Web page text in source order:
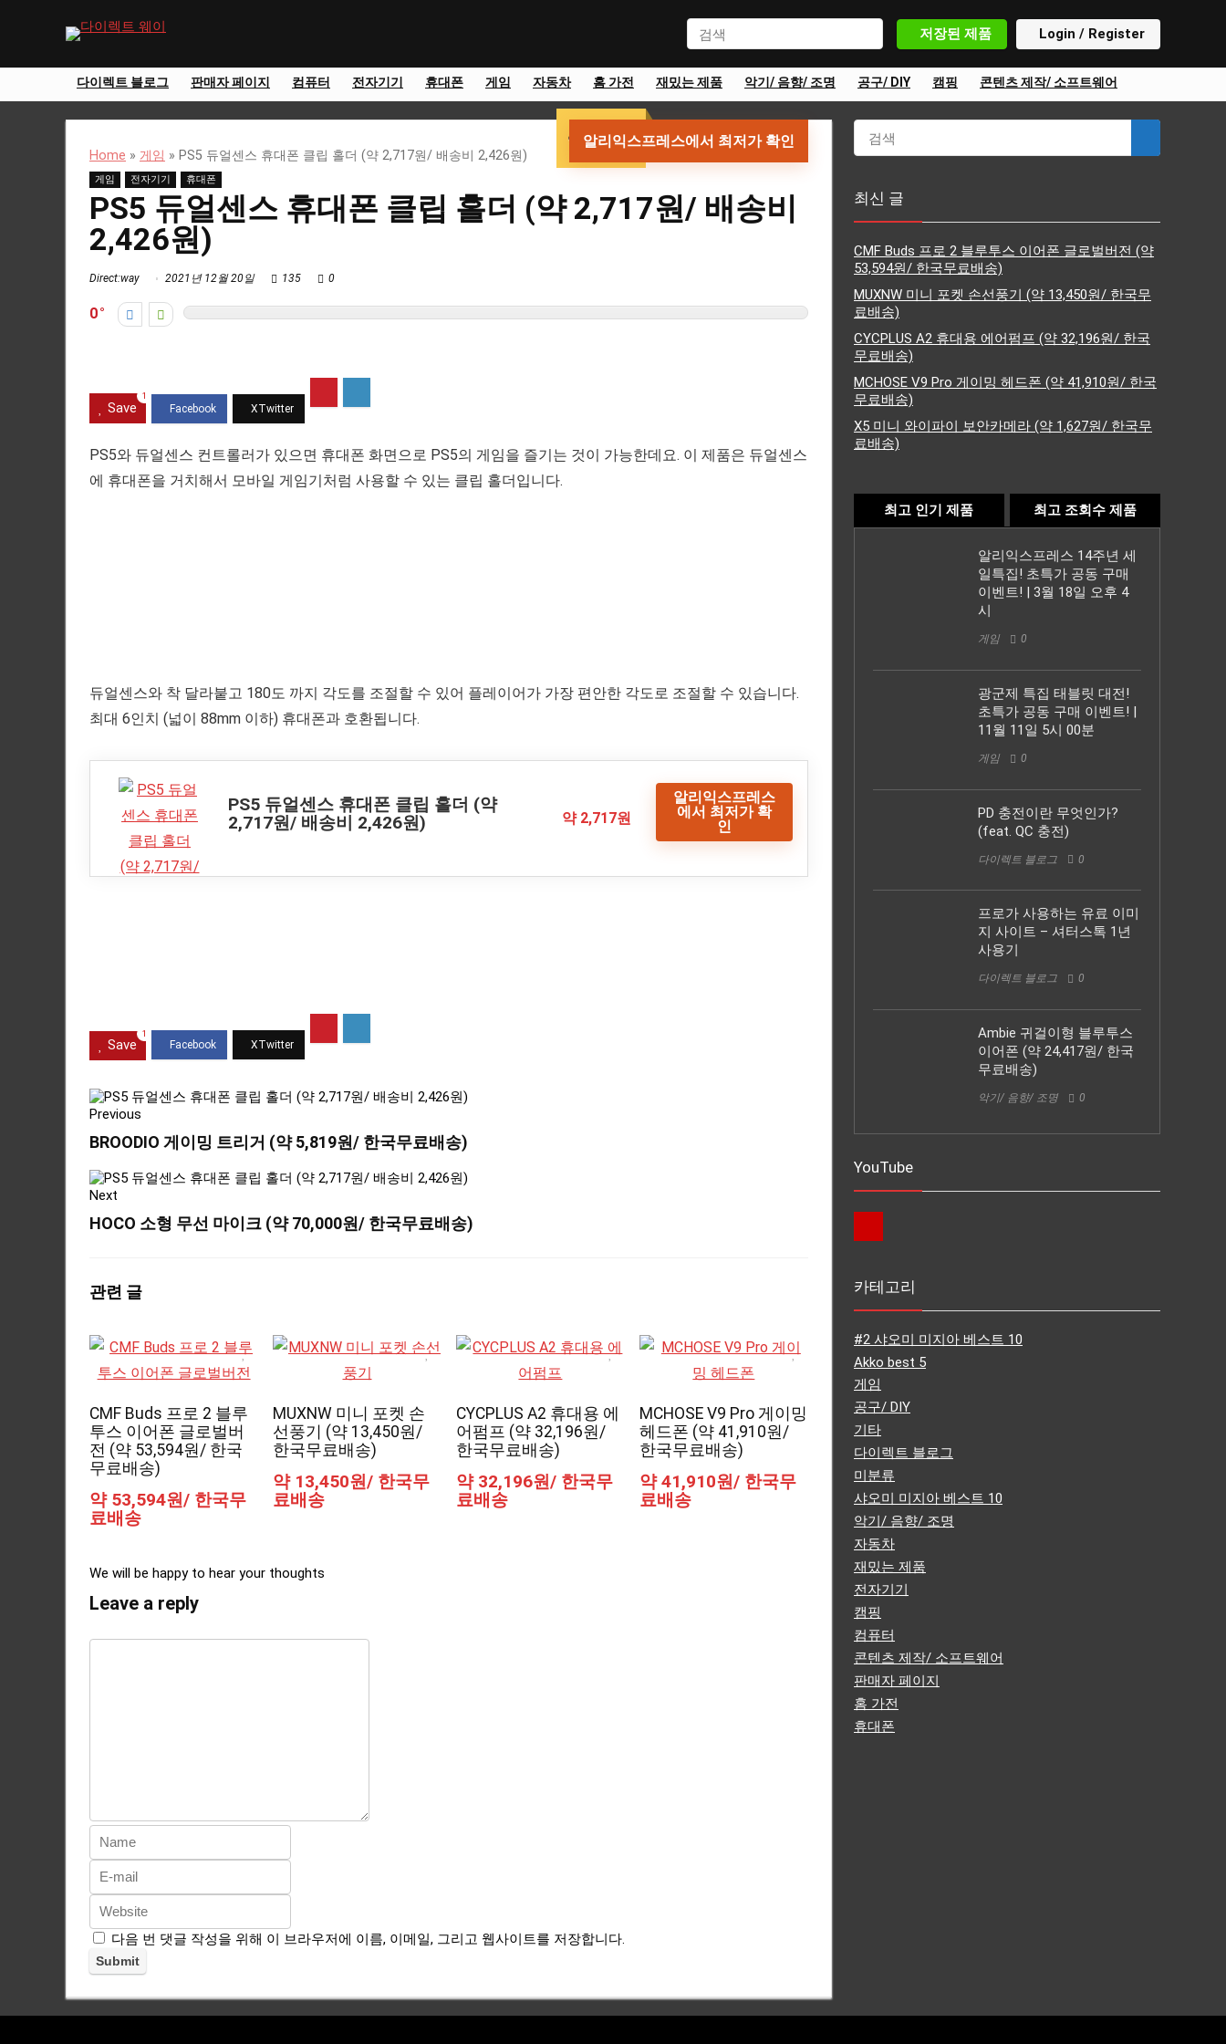
저장된 제품 Login / Register
다이렉트 블로그 판매자 페이지 컴퓨터 전자기기 휴대폰 게임 자동차 홈 가전 재밌는 제품 악기/ 음향/ 조명 공구/ DIY 캠핑 콘텐츠 제작/ 소프트웨어
약 2,717원
알리익스프레스에서 최저가 확인
Home » 게임 » PS5 듀얼센스 휴대폰 클립 홀더 (약 2,717원/ 배송비 2,426원)
게임 전자기기 휴대폰
PS5 듀얼센스 휴대폰 클립 홀더 (약 2,717원/ 배송비
2,426원)
Direct:way 2021년 12월 20일 135 0
0
Save
1
PS5와 듀얼센스 컨트롤러가 있으면 휴대폰 화면으로 PS5의 게임을 즐기는 것이 가능한데요. 이 제품은 듀얼센스
에 휴대폰을 거치해서 모바일 게임기처럼 사용할 수 있는 클립 홀더입니다.
듀얼센스와 착 달라붙고 180도 까지 각도를 조절할 수 있어 플레이어가 가장 편안한 각도로 조절할 수 있습니다.
최대 6인치 (넓이 88mm 이하) 휴대폰과 호환됩니다.
PS5 듀얼센스 휴대폰 클립 홀더 (약
2,717원/ 배송비 2,426원)
약 2,717원
알리익스프레스
에서 최저가 확
인
Save
1
Previous
BROODIO 게이밍 트리거 (약 5,819원/ 한국무료배송)
Next
HOCO 소형 무선 마이크 (약 70,000원/ 한국무료배송)
관련 글
CMF Buds 프로 2 블루
투스 이어폰 글로벌버
전 (약 53,594원/ 한국
무료배송)
약 53,594원/ 한국무
료배송
MUXNW 미니 포켓 손
선풍기 (약 13,450원/
한국무료배송)
약 13,450원/ 한국무
료배송
CYCPLUS A2 휴대용 에
어펌프 (약 32,196원/
한국무료배송)
약 32,196원/ 한국무
료배송
MCHOSE V9 Pro 게이밍
헤드폰 (약 41,910원/
한국무료배송)
약 41,910원/ 한국무
료배송
We will be happy to hear your thoughts
Leave a reply
다음 번 댓글 작성을 위해 이 브라우저에 이름, 이메일, 그리고 웹사이트를 저장합니다.
최신 글
CMF Buds 프로 2 블루투스 이어폰 글로벌버전 (약
53,594원/ 한국무료배송)
MUXNW 미니 포켓 손선풍기 (약 13,450원/ 한국무
료배송)
CYCPLUS A2 휴대용 에어펌프 (약 32,196원/ 한국
무료배송)
MCHOSE V9 Pro 게이밍 헤드폰 (약 41,910원/ 한국
무료배송)
X5 미니 와이파이 보안카메라 (약 1,627원/ 한국무
료배송)
최고 인기 제품 최고 조회수 제품
알리익스프레스 14주년 세
일특집! 초특가 공동 구매
이벤트! | 3월 18일 오후 4
시
게임 0
광군제 특집 태블릿 대전!
초특가 공동 구매 이벤트! |
11월 11일 5시 00분
게임 0
PD 충전이란 무엇인가?
(feat. QC 충전)
다이렉트 블로그 0
프로가 사용하는 유료 이미
지 사이트 – 셔터스톡 1년
사용기
다이렉트 블로그 0
Ambie 귀걸이형 블루투스
이어폰 (약 24,417원/ 한국
무료배송)
악기/ 음향/ 조명 0
YouTube
카테고리
#2 샤오미 미지아 베스트 10
Akko best 5
게임
공구/ DIY
기타
다이렉트 블로그
미분류
샤오미 미지아 베스트 10
악기/ 음향/ 조명
자동차
재밌는 제품
전자기기
캠핑
컴퓨터
콘텐츠 제작/ 소프트웨어
판매자 페이지
홈 가전
휴대폰